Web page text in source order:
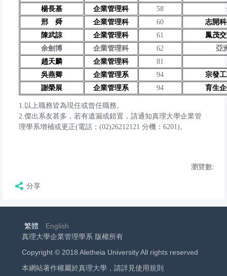
楊長基
企業管理科 58
邢 舜
企業管理科 60
志開
陳武諒
企業管理科 61
鳳茂
余劍博
企業管理科 62
亞
趙天麟
企業管理科
81
吳燕卿
企業管理系 94
宗發
謝榮展
企業管理系 94 育生
1.以上職務皆為現任或曾任職務。
2.傑出系友甚多，若有遺漏或錯置，請通知真理大學企業管
理學系增補或更正(電話：(02)26212121 分機：6201)。
瀏覽數:
分享
繁體
English
真理大學企業管理學系 版權所有
Copyright © 2018 Aletheia University All rights reserved
本網站著作權屬於真理大學，請詳見使用規則